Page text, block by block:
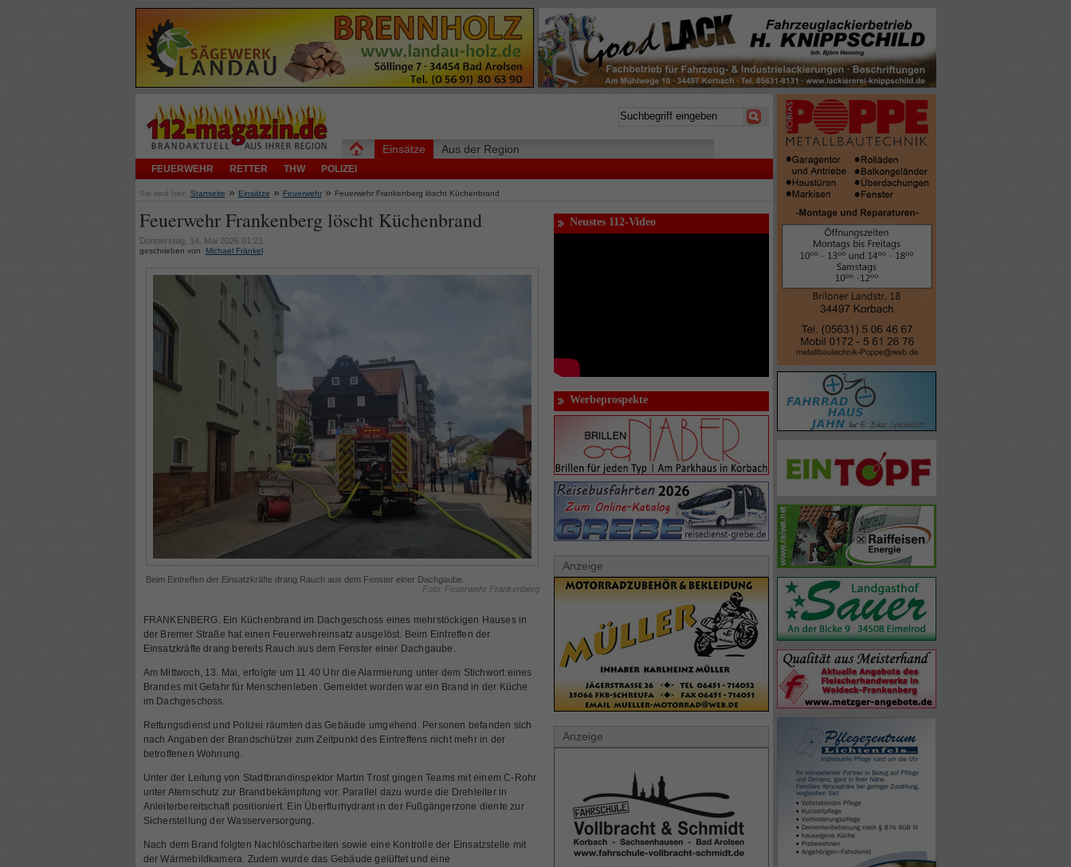
Einsätze
FEUERWEHR RETTER THW POLIZEI
Aus der Region
Sie sind hier: Startseite » Einsätze » Feuerwehr » Feuerwehr Frankenberg löscht Küchenbrand
Feuerwehr Frankenberg löscht Küchenbrand
Donnerstag, 14. Mai 2026 01:21
geschrieben von Michael Fränkel
Beim Eintreffen der Einsatzkräfte drang Rauch aus dem Fenster einer Dachgaube.
Foto: Feuerwehr Frankenberg
FRANKENBERG. Ein Küchenbrand im Dachgeschoss eines mehrstöckigen Hauses in
der Bremer Straße hat einen Feuerwehreinsatz ausgelöst. Beim Eintreffen der
Einsatzkräfte drang bereits Rauch aus dem Fenster einer Dachgaube.
Am Mittwoch, 13. Mai, erfolgte um 11.40 Uhr die Alarmierung unter dem Stichwort eines
Brandes mit Gefahr für Menschenleben. Gemeldet worden war ein Brand in der Küche
im Dachgeschoss.
Rettungsdienst und Polizei räumten das Gebäude umgehend. Personen befanden sich
nach Angaben der Brandschützer zum Zeitpunkt des Eintreffens nicht mehr in der
betroffenen Wohnung.
Unter der Leitung von Stadtbrandinspektor Martin Trost gingen Teams mit einem C-Rohr
unter Atemschutz zur Brandbekämpfung vor. Parallel dazu wurde die Drehleiter in
Anleiterbereitschaft positioniert. Ein Überflurhydrant in der Fußgängerzone diente zur
Sicherstellung der Wasserversorgung.
Nach dem Brand folgten Nachlöscharbeiten sowie eine Kontrolle der Einsatzstelle mit
der Wärmebildkamera. Zudem wurde das Gebäude gelüftet und eine
Neustes 112-Video
Werbeprospekte
Anzeige
Anzeige